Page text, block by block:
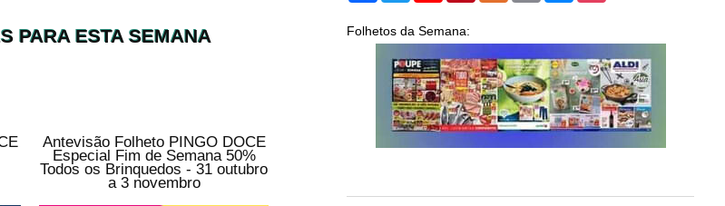
PARA ESTA SEMANA
Antevisão Folheto PINGO DOCE
Especial Fim de Semana 50%
Todos os Brinquedos - 31 outubro
a 3 novembro
Folhetos da Semana: